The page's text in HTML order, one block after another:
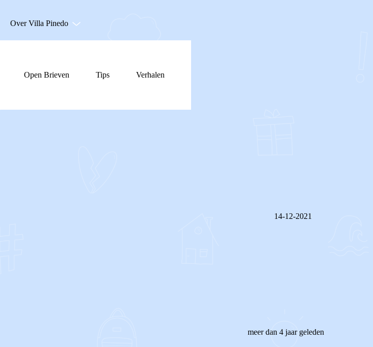
Over Villa Pinedo
Open Brieven Tips Verhalen
14-12-2021
meer dan 4 jaar geleden